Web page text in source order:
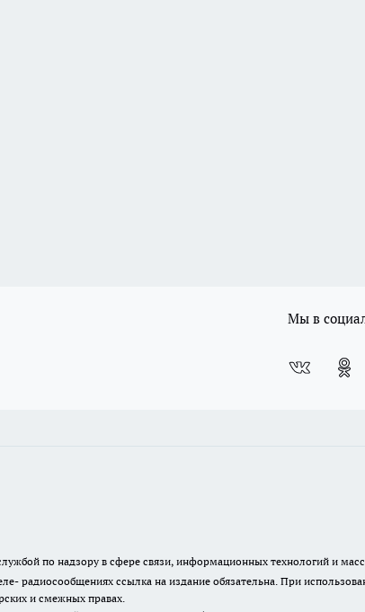
Мы в
по надзору в сфере связи, информационных технологий и
радиосообщениях ссылка на издание обязательна. При
и смежных правах.